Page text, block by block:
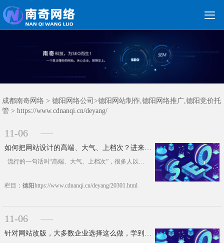

首页
网站建设
网站制作
关键词优化
朋友圈广告
竞价托管
网络营销
网络推广
软件开发
新媒体运营
成都南奇网络 > 德阳网络公司>德阳网站制作,德阳网络推广,德阳竞价托
管 > https://www.cdnanqi.cn/deyang/
11-06
如何把网站设计的高端、大气、上档次？进来看看就知道了
流行的一句话叫“高端、大气、上档次”，很多人以为如果要把网站设计到这种程度，必须有足够多的特效，还有就是使用大的背景图片什么的，其实不然，这样做大部分结果都只是让你的网站庸俗不堪。其实想要实现大气的设计效果并不难，只要遵循以下几点去设计，设计的多了，你慢慢就会发现，你的设计水平正快速增长，设计出的效果也是越来越大气。 1，平凡、简单 &n......https://www.cdnanqi.cn/deyang/20301.html
栏目：德阳https://www.cdnanqi.cn/deyang/20301.html
11-06
针对网站改版，大多数企业选择这么做，学到了！